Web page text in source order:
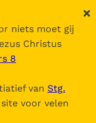
niets moet gij
Christus
8
van Stg.
voor velen